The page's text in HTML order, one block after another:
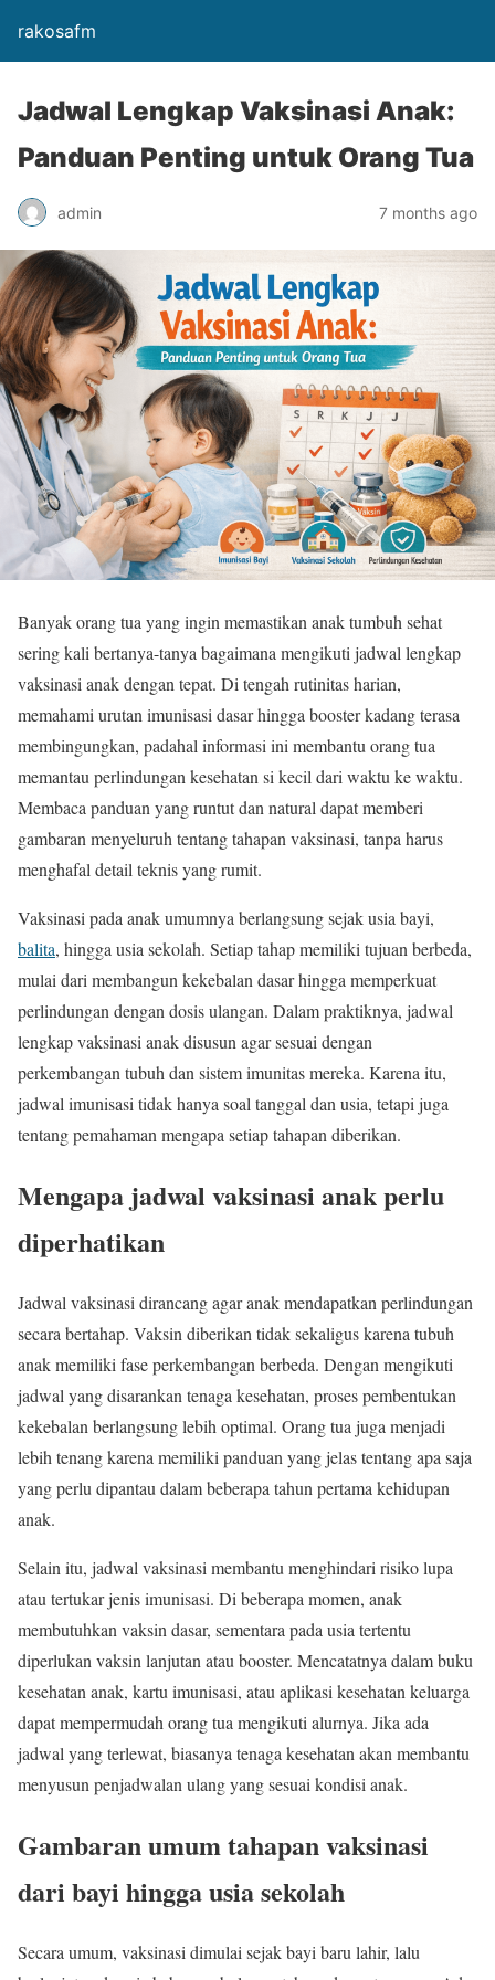
rakosafm
Jadwal Lengkap Vaksinasi Anak:
Panduan Penting untuk Orang Tua
admin 7 months ago
Banyak orang tua yang ingin memastikan anak tumbuh sehat
sering kali bertanya-tanya bagaimana mengikuti jadwal lengkap
vaksinasi anak dengan tepat. Di tengah rutinitas harian,
memahami urutan imunisasi dasar hingga booster kadang terasa
membingungkan, padahal informasi ini membantu orang tua
memantau perlindungan kesehatan si kecil dari waktu ke waktu.
Membaca panduan yang runtut dan natural dapat memberi
gambaran menyeluruh tentang tahapan vaksinasi, tanpa harus
menghafal detail teknis yang rumit.
Vaksinasi pada anak umumnya berlangsung sejak usia bayi,
balita, hingga usia sekolah. Setiap tahap memiliki tujuan berbeda,
mulai dari membangun kekebalan dasar hingga memperkuat
perlindungan dengan dosis ulangan. Dalam praktiknya, jadwal
lengkap vaksinasi anak disusun agar sesuai dengan
perkembangan tubuh dan sistem imunitas mereka. Karena itu,
jadwal imunisasi tidak hanya soal tanggal dan usia, tetapi juga
tentang pemahaman mengapa setiap tahapan diberikan.
Mengapa jadwal vaksinasi anak perlu
diperhatikan
Jadwal vaksinasi dirancang agar anak mendapatkan perlindungan
secara bertahap. Vaksin diberikan tidak sekaligus karena tubuh
anak memiliki fase perkembangan berbeda. Dengan mengikuti
jadwal yang disarankan tenaga kesehatan, proses pembentukan
kekebalan berlangsung lebih optimal. Orang tua juga menjadi
lebih tenang karena memiliki panduan yang jelas tentang apa saja
yang perlu dipantau dalam beberapa tahun pertama kehidupan
anak.
Selain itu, jadwal vaksinasi membantu menghindari risiko lupa
atau tertukar jenis imunisasi. Di beberapa momen, anak
membutuhkan vaksin dasar, sementara pada usia tertentu
diperlukan vaksin lanjutan atau booster. Mencatatnya dalam buku
kesehatan anak, kartu imunisasi, atau aplikasi kesehatan keluarga
dapat mempermudah orang tua mengikuti alurnya. Jika ada
jadwal yang terlewat, biasanya tenaga kesehatan akan membantu
menyusun penjadwalan ulang yang sesuai kondisi anak.
Gambaran umum tahapan vaksinasi
dari bayi hingga usia sekolah
Secara umum, vaksinasi dimulai sejak bayi baru lahir, lalu